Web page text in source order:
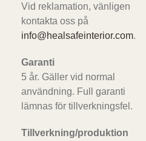
Vid reklamation, vänligen
kontakta oss på
info@healsafeinterior.com.
Garanti
5 år. Gäller vid normal
användning. Full garanti
lämnas för tillverkningsfel.
Tillverkning/produktion